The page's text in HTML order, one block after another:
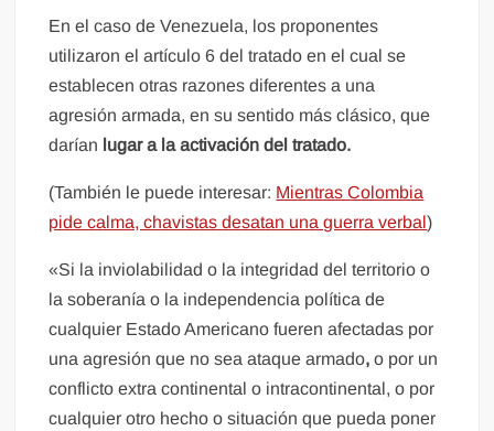
En el caso de Venezuela, los proponentes
utilizaron el artículo 6 del tratado en el cual se
establecen otras razones diferentes a una
agresión armada, en su sentido más clásico, que
darían lugar a la activación del tratado.
(También le puede interesar: Mientras Colombia
pide calma, chavistas desatan una guerra verbal)
«Si la inviolabilidad o la integridad del territorio o
la soberanía o la independencia política de
cualquier Estado Americano fueren afectadas por
una agresión que no sea ataque armado, o por un
conflicto extra continental o intracontinental, o por
cualquier otro hecho o situación que pueda poner